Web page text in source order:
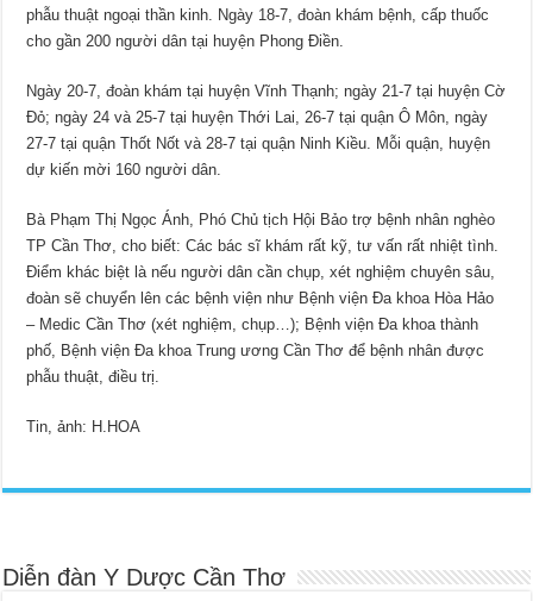
phẫu thuật ngoại thần kinh. Ngày 18-7, đoàn khám bệnh, cấp thuốc
cho gần 200 người dân tại huyện Phong Ðiền.
Ngày 20-7, đoàn khám tại huyện Vĩnh Thạnh; ngày 21-7 tại huyện Cờ
Ðỏ; ngày 24 và 25-7 tại huyện Thới Lai, 26-7 tại quận Ô Môn, ngày
27-7 tại quận Thốt Nốt và 28-7 tại quận Ninh Kiều. Mỗi quận, huyện
dự kiến mời 160 người dân.
Bà Phạm Thị Ngọc Ánh, Phó Chủ tịch Hội Bảo trợ bệnh nhân nghèo
TP Cần Thơ, cho biết: Các bác sĩ khám rất kỹ, tư vấn rất nhiệt tình.
Ðiểm khác biệt là nếu người dân cần chụp, xét nghiệm chuyên sâu,
đoàn sẽ chuyển lên các bệnh viện như Bệnh viện Ða khoa Hòa Hảo
– Medic Cần Thơ (xét nghiệm, chụp…); Bệnh viện Ða khoa thành
phố, Bệnh viện Ða khoa Trung ương Cần Thơ để bệnh nhân được
phẫu thuật, điều trị.
Tin, ảnh: H.HOA
Diễn đàn Y Dược Cần Thơ